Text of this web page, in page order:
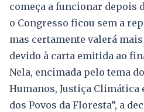
começa a funcionar depois
o Congresso ficou sem a
mas certamente valerá
devido à carta emitida ao
Nela, encimada pelo tema
Humanos, Justiça Climática
dos Povos da Floresta”, a